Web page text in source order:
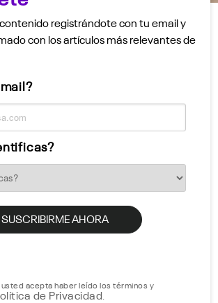
registrándote con tu email y
con los artículos más relevantes de
acepta haber leído los términos y
de Privacidad